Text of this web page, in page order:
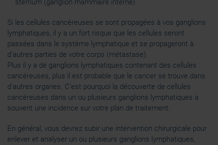
sternum (ganglion mammaire interne)
Si les cellules cancéreuses se sont propagées à vos ganglions
lymphatiques, il y a un fort risque que les cellules seront
passées dans le système lymphatique et se propageront à
d'autres parties de votre corps (métastase).
Plus il y a de ganglions lymphatiques contenant des cellules
cancéreuses, plus il est probable que le cancer se trouve dans
d'autres organes. C'est pourquoi la découverte de cellules
cancéreuses dans un ou plusieurs ganglions lymphatiques a
souvent une incidence sur votre plan de traitement.
En général, vous devrez subir une intervention chirurgicale pour
enlever et analyser un ou plusieurs ganglions lymphatiques,